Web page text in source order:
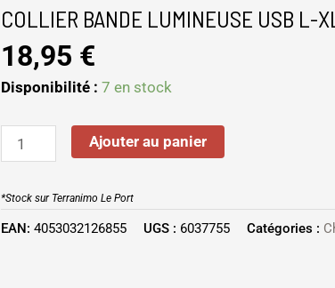
COLLIER BANDE LUMINEUSE USB L-
18,95 €
Disponibilité : 7 en stock
BANDE
USB
L-
VERT
Ajouter au panier
*Stock sur Terranimo Le Port
EAN: 4053032126855 UGS : 6037755 Catégories :